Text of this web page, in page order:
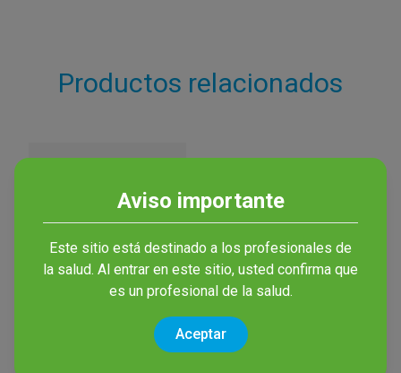
Productos relacionados
Aviso importante
Este sitio está destinado a los profesionales de
la salud. Al entrar en este sitio, usted confirma que
es un profesional de la salud.
Aceptar